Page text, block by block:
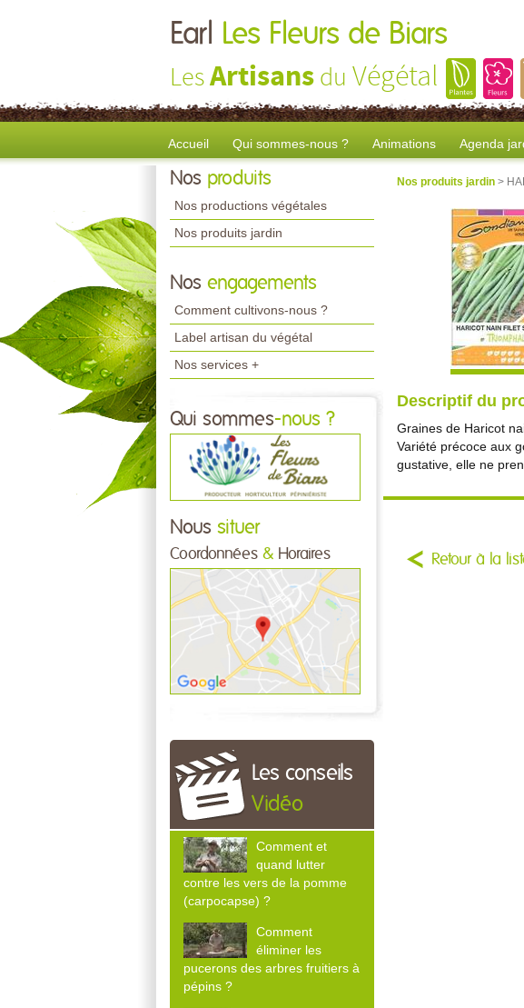
Earl Les Fleurs de Biars
LesArtisans du Végétal
Accueil Qui sommes-nous ? Animations Agenda
Nos produits
Nos productions végétales
Nos produits jardin
Nos engagements
Comment cultivons-nous ?
Label artisan du végétal
Nos services +
Qui sommes-nous ?
Nous situer
Coordonnées & Horaires
Les conseils
Vidéo
Comment et
quand lutter
contre les vers de la pomme
(carpocapse) ?
Comment
éliminer les
pucerons des arbres fruitiers à
pépins ?
Nos produits jardin >
Descriptif du
Graines de Haricot
Variété précoce aux
gustative, elle ne
Retour à la